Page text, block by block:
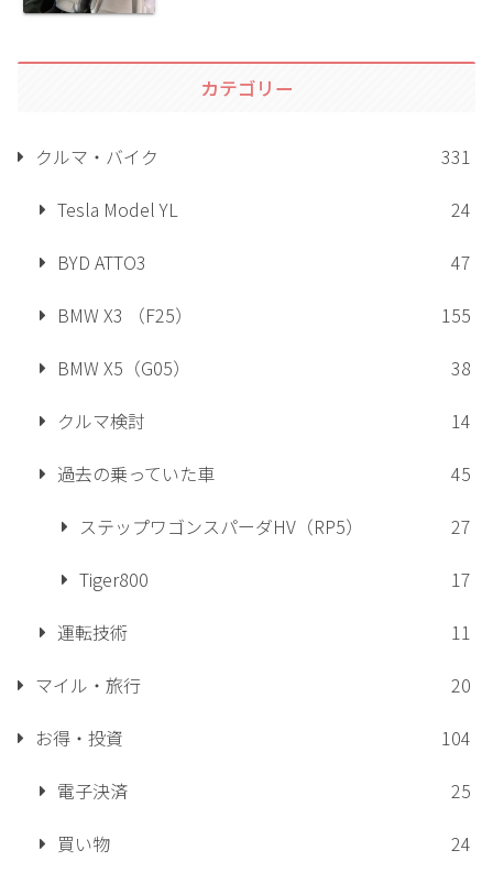
カテゴリー
クルマ・バイク
331
Tesla Model YL
24
BYD ATTO3
47
BMW X3 （F25）
155
BMW X5（G05）
38
クルマ検討
14
過去の乗っていた車
45
ステップワゴンスパーダHV（RP5）
27
Tiger800
17
運転技術
11
マイル・旅行
20
お得・投資
104
電子決済
25
買い物
24